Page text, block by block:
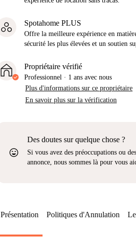
Spotahome PLUS
Offre la meilleure expérience en
sécurité les plus élevées et un soutien
Propriétaire vérifié
Professionnel · 1 ans avec nous
Plus d'informations sur ce propriétaire
En savoir plus sur la vérification
sentiment_very_satisfied
Des doutes sur quelque chose ?
Si vous avez des préoccupations ou
annonce, nous sommes là pour vous
Présentation Politiques d'Annulation